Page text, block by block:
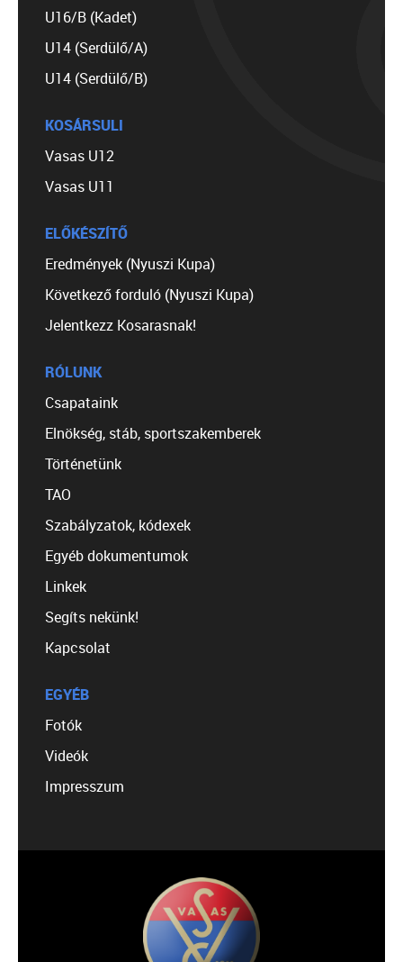
U16/B (Kadet)
U14 (Serdülő/A)
U14 (Serdülő/B)
KOSÁRSULI
Vasas U12
Vasas U11
ELŐKÉSZÍTŐ
Eredmények (Nyuszi Kupa)
Következő forduló (Nyuszi Kupa)
Jelentkezz Kosarasnak!
RÓLUNK
Csapataink
Elnökség, stáb, sportszakemberek
Történetünk
TAO
Szabályzatok, kódexek
Egyéb dokumentumok
Linkek
Segíts nekünk!
Kapcsolat
EGYÉB
Fotók
Videók
Impresszum